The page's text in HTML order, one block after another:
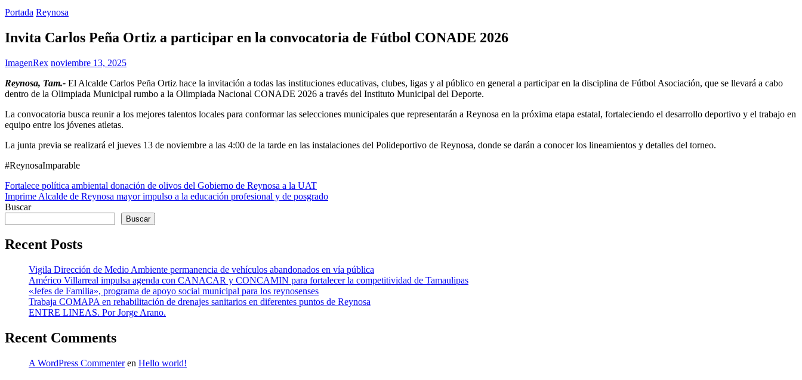
Portada Reynosa
Invita Carlos Peña Ortiz a participar en la convocatoria de Fútbol CONADE 2026
ImagenRex noviembre 13, 2025
Reynosa, Tam.- El Alcalde Carlos Peña Ortiz hace la invitación a todas las instituciones educativas, clubes, ligas y al público en general a participar en la disciplina de Fútbol Asociación, que se llevará a cabo
dentro de la Olimpiada Municipal rumbo a la Olimpiada Nacional CONADE 2026 a través del Instituto Municipal del Deporte.
La convocatoria busca reunir a los mejores talentos locales para conformar las selecciones municipales que representarán a Reynosa en la próxima etapa estatal, fortaleciendo el desarrollo deportivo y el trabajo en
equipo entre los jóvenes atletas.
La junta previa se realizará el jueves 13 de noviembre a las 4:00 de la tarde en las instalaciones del Polideportivo de Reynosa, donde se darán a conocer los lineamientos y detalles del torneo.
#ReynosaImparable
Navegación
de
Fortalece política ambiental donación de olivos del Gobierno de Reynosa a la UAT
Imprime Alcalde de Reynosa mayor impulso a la educación profesional y de posgrado
Buscar
Buscar
Recent Posts
Vigila Dirección de Medio Ambiente permanencia de vehículos abandonados en vía pública
Américo Villarreal impulsa agenda con CANACAR y CONCAMIN para fortalecer la competitividad de Tamaulipas
«Jefes de Familia», programa de apoyo social municipal para los reynosenses
Trabaja COMAPA en rehabilitación de drenajes sanitarios en diferentes puntos de Reynosa
ENTRE LINEAS. Por Jorge Arano.
Recent Comments
A WordPress Commenteren Hello world!